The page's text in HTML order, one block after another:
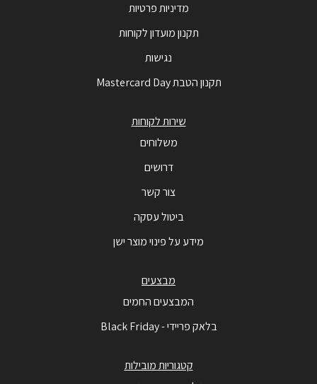
מדיניות פרטיות
תקנון מועדון לקוחות
נגישות
תקנון הטבת Mastercard Day
שירות לקוחות
משלוחים
דרושים
צור קשר
ביטול עסקה
מידע על פינוי מוצר ישן
מבצעים
המבצעים החמים
בלאק פריידי - Black Friday
קטגוריות מובילות